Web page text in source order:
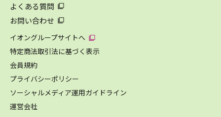
よくある質問
お問い合わせ
イオングループサイトへ
特定商法取引法に基づく表示
会員規約
プライバシーポリシー
ソーシャルメディア運用ガイドライン
運営会社